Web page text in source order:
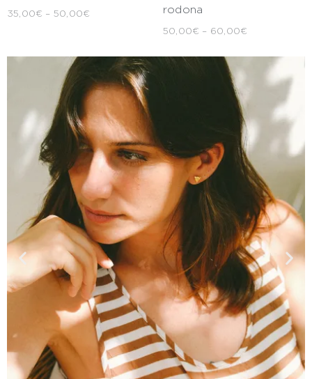
35,00€ – 50,00€ rodona
50,00€ – 60,00€